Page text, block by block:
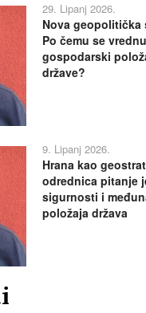
29. Lipanj 2026.
Nova geopolitička
Po čemu se
gospodarski
države?
9. Lipanj 2026.
Hrana kao
odrednica pitanje
sigurnosti i
položaja država